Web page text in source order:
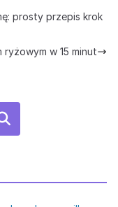
prosty przepis krok
ryżowym w 15 minut